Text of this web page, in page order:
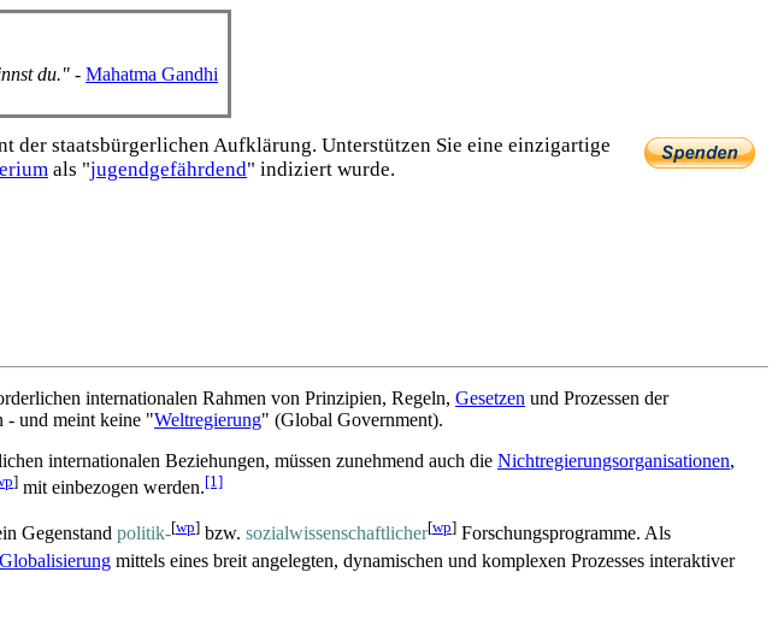
du." - Mahatma Gandhi
der staats­bürgerlichen Aufklärung. Unterstützen Sie eine einzig­artige
als "jugend­gefährdend" indiziert wurde.
internationalen Rahmen von Prinzipien, Regeln, Gesetzen und Prozessen der
- und meint keine "Weltregierung" (Global Government).
internationalen Beziehungen, müssen zunehmend auch die Nichtregierungsorganisationen,
] mit einbezogen werden.[1]
Gegenstand politik-[wp] bzw. sozial­wissen­schaftlicher[wp] Forschungs­programme. Als
Globalisierung mittels eines breit angelegten, dynamischen und komplexen Prozesses interaktiver